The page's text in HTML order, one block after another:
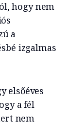
hogy nem
a
izgalmas
elsőéves
a fél
nem